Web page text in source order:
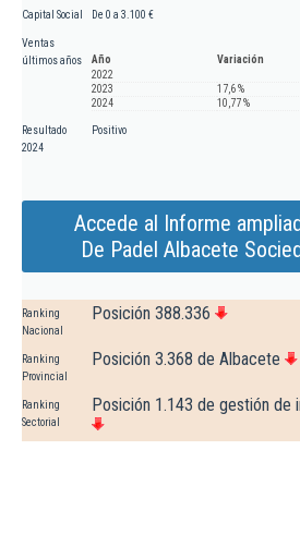
Capital Social De 0 a 3.100 €
Ventas
últimos años
Año
Variación
2022
2023
17,6 %
2024
10,77 %
Resultado
2024
Positivo
Accede al Informe
De Padel Albacete
Ranking
Nacional
Posición 388.336
Ranking
Provincial
Posición 3.368 de Albacete
Ranking
Sectorial
Posición 1.143 de gestión de